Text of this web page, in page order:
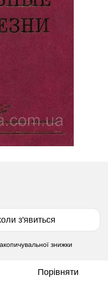
з'явиться
знижки
Порівняти